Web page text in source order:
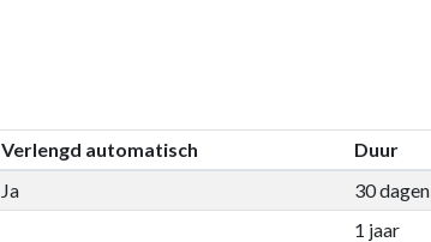
Verlengd automatisch Duur
Ja 30 dagen
1 jaar